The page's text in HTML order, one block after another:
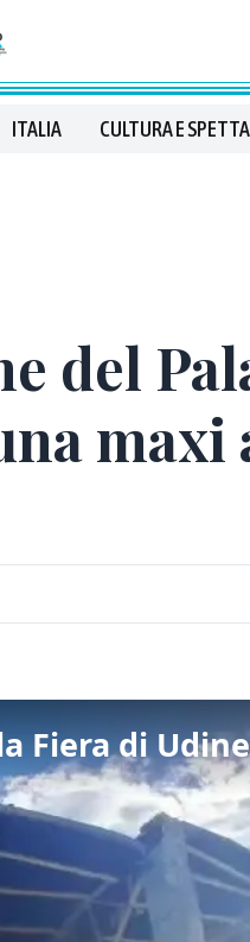
ITALIA CULTURA E
del
maxi